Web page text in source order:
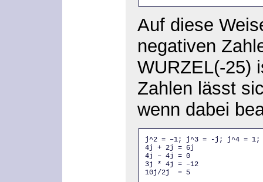
Auf diese
negativen
WURZEL(-25)
Zahlen lässt
wenn dabei
j^2 = –1; j^3 = -j; j^4 =
4j + 2j = 6j
4j – 4j = 0
3j * 4j = –12
10j/2j  = 5